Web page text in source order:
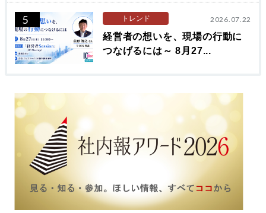
5 トレンド 2026.07.22
経営者の想いを、現場の行動に
つなげるには～ 8月27...